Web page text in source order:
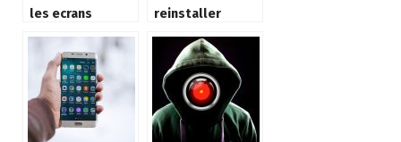
les ecrans
tactiles
reinstaller
comment y
proceder ?